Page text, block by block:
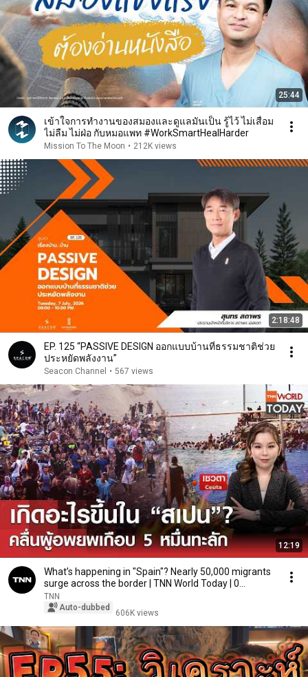
25:44
เข้าใจการทำงานของสมองและดูแลมันเป็น รู้ไว้ ไม่เสื่อม
ไม่ลืม ไม่ฝ่อ กับหมอแพท #WorkSmartHealHarder
Mission To The Moon • 212K views
2:18:48
EP. 125 “PASSIVE DESIGN ออกแบบบ้านที่ธรรมชาติช่วย
ประหยัดพลังงาน”
Seacon Channel • 567 views
12:19
What’s happening in "Spain"? Nearly 50,000 migrants
surge across the border | TNN World Today | 0...
TNN
Auto-dubbed
606K views